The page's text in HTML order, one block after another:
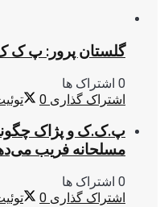
گلستان پرور: پ ک
0 اشتراک ها
اشتراک گذاری 0
پ.ک.ک و پژاک چگونه
مسلحانه فریب
0 اشتراک ها
اشتراک گذاری 0